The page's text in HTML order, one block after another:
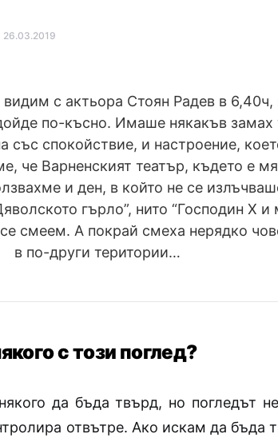
26.03.2019
видим с актьора Стоян Радев в
по-късно. Имаше някакъв замах
със спокойствие, и настроение,
че Варненският театър, където е
и ден, в който не се
гърло”, нито “Господин X
смеем. А покрай смеха нерядко
в по-други територии…
с този поглед?
да бъда твърд, но погледът
отвътре. Ако искам да бъда